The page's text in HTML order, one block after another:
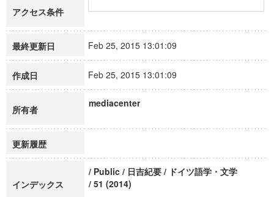
アクセス条件
最終更新日 Feb 25, 2015 13:01:09
作成日 Feb 25, 2015 13:01:09
所有者
mediacenter
更新履歴
インデックス
/ Public / 日吉紀要 / ドイツ語学・文学
/ 51 (2014)